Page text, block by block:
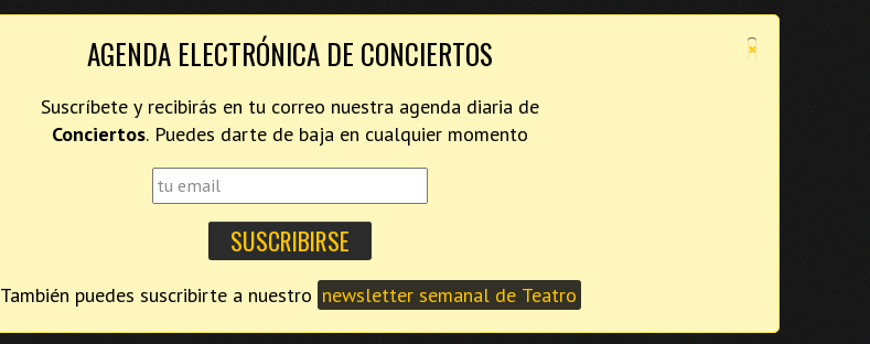
×
AGENDA ELECTRÓNICA DE CONCIERTOS
Suscríbete y recibirás en tu correo nuestra agenda diaria de
Conciertos. Puedes darte de baja en cualquier momento
También puedes suscribirte a nuestro newsletter semanal de Teatro